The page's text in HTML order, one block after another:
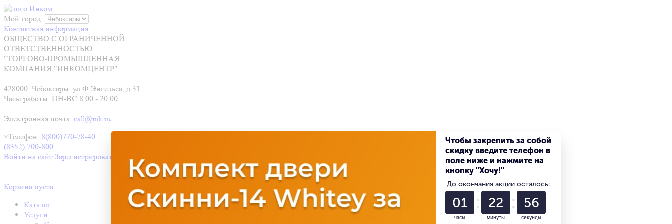
Мой город:
Контактная информация
ОБЩЕСТВО С ОГРАНИЧЕННОЙ
ОТВЕТСТВЕННОСТЬЮ
"ТОРГОВО-ПРОМЫШЛЕННАЯ
КОМПАНИЯ "ИНКОМЦЕНТР"
428000, Чебоксары, ул.Ф.Энгельса, д.31
Часы работы: ПН-ВС 8.00 - 20.00
Электронная почта: call@ink.ru
×Телефон: 8(800)770-78-40
(8352) 700-800
Войти на сайт Зарегистрироваться
Корзина пуста
Каталог
Услуги
Чтобы закрепить за собой
скидку введите телефон в
поле ниже и нажмите на
кнопку "Хочу!"
До окончания акции осталось:
01
часы
22
минуты
55
секунды